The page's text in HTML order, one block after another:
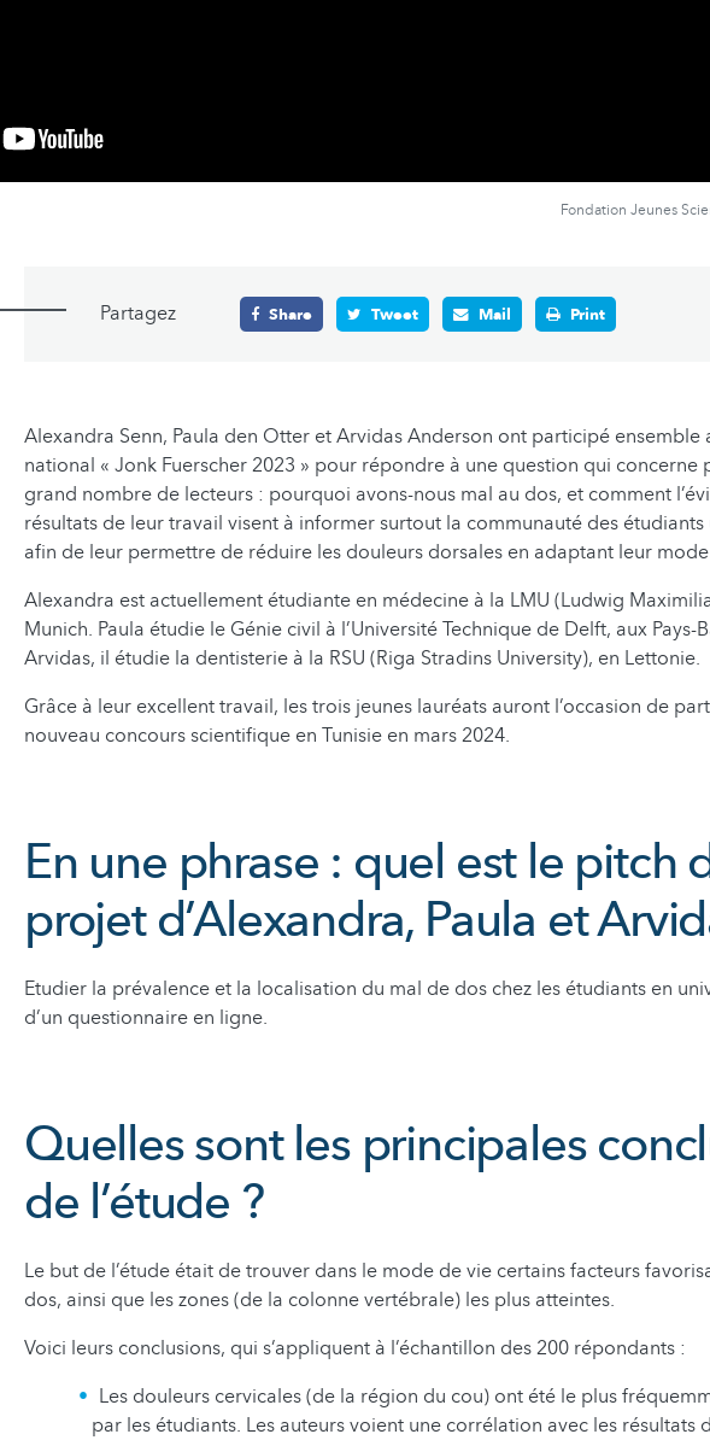
Fondation Jeunes
Partagez Share Tweet Mail Print
Alexandra Senn, Paula den Otter et Arvidas Anderson ont participé ensemble
national « Jonk Fuerscher 2023 » pour répondre à une question qui concerne
grand nombre de lecteurs : pourquoi avons-nous mal au dos, et comment
résultats de leur travail visent à informer surtout la communauté des étudiants
afin de leur permettre de réduire les douleurs dorsales en adaptant leur
Alexandra est actuellement étudiante en médecine à la LMU (Ludwig
Munich. Paula étudie le Génie civil à l’Université Technique de Delft, aux Pays-
Arvidas, il étudie la dentisterie à la RSU (Riga Stradins University), en Lettonie.
Grâce à leur excellent travail, les trois jeunes lauréats auront l’occasion de
nouveau concours scientifique en Tunisie en mars 2024.
En une phrase : quel est le pitch
projet d’Alexandra, Paula et
Etudier la prévalence et la localisation du mal de dos chez les étudiants en
d’un questionnaire en ligne.
Quelles sont les principales
de l’étude ?
Le but de l’étude était de trouver dans le mode de vie certains facteurs
dos, ainsi que les zones (de la colonne vertébrale) les plus atteintes.
Voici leurs conclusions, qui s’appliquent à l’échantillon des 200 répondants :
Les douleurs cervicales (de la région du cou) ont été le plus
par les étudiants. Les auteurs voient une corrélation avec les résultats